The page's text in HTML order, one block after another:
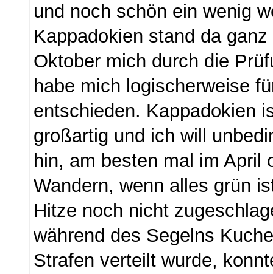
und noch schön ein wenig
Kappadokien stand da
Oktober mich durch die
habe mich logischerweise
entschieden. Kappadokien
großartig und ich will
hin, am besten mal im April
Wandern, wenn alles grün
Hitze noch nicht
während des Segelns
Strafen verteilt wurde,